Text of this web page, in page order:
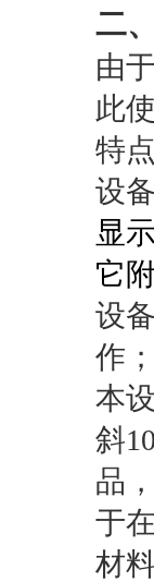
二
由
此
特
设
显
它
设
作
本
斜
品
于
材